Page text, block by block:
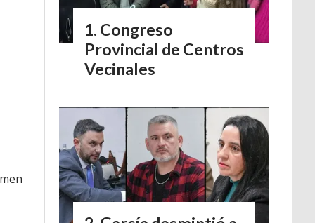
Congreso
Provincial de Centros
Vecinales